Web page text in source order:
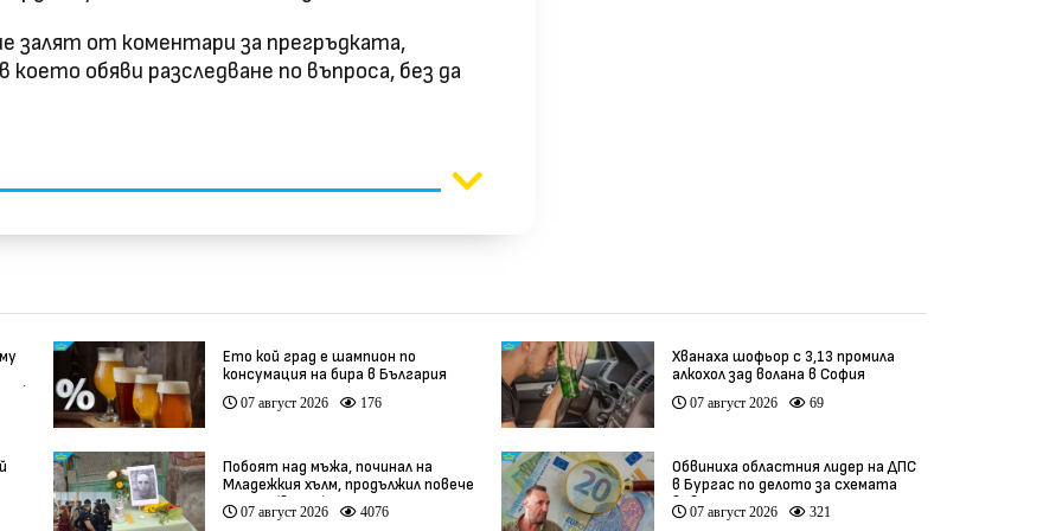
залят от коментари за прегръдката,
което обяви разследване по въпроса, без да
Ето кой град е шампион по
консумация на бира в България
07 август 2026 176
Хванаха шофьор с 3,13 промила
алкохол зад волана в София
07 август 2026 69
Побоят над мъжа, починал на
Младежкия хълм, продължил повече
от час (видео)
07 август 2026 4076
Обвиниха областния лидер на ДПС
в Бургас по делото за схемата
във ВиК
07 август 2026 321